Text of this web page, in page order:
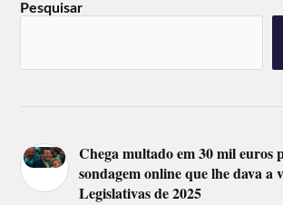
Pesquisar
Chega multado em 30 mil
sondagem online que lhe dava a
Legislativas de 2025